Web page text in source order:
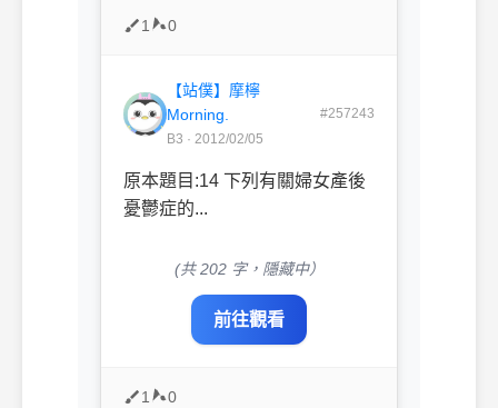
1 0
【站僕】摩檸
Morning.
B3 · 2012/02/05
#257243
原本題目:14 下列有關婦女產後
憂鬱症的...
(共 202 字，隱藏中）
前往觀看
1 0